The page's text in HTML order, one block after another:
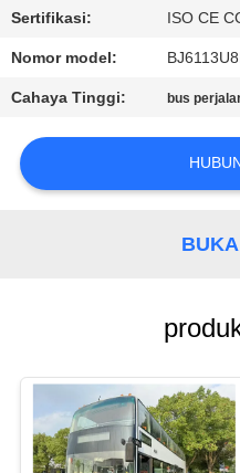
PERMINTAAN
PENAWARAN
SITEMAP
Sertifikasi: ISO CE
Nomor model:
Cahaya Tinggi: bus